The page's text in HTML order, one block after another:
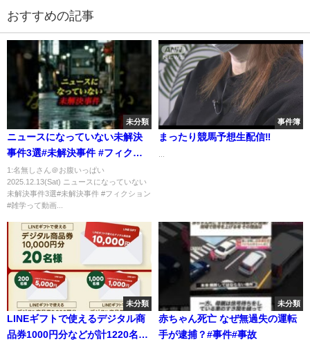
おすすめの記事
未分類
ニュースになっていない未解決
事件3選#未解決事件 #フィクシ
ョン #雑学
1:名無しさん＠お腹いっぱい
2025.12.13(Sat) ニュースになっていない
未解決事件3選#未解決事件 #フィクション
#雑学って動画...
事件簿
まったり競馬予想生配信‼️
未分類
LINEギフトで使えるデジタル商
品券1000円分などが計1220名に
未分類
赤ちゃん死亡 なぜ無過失の運転
手が逮捕？#事件#事故